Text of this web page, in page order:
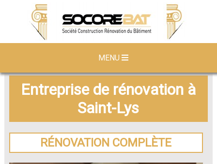
MENU
Entreprise de rénovation à
Saint-Lys
RÉNOVATION COMPLÈTE